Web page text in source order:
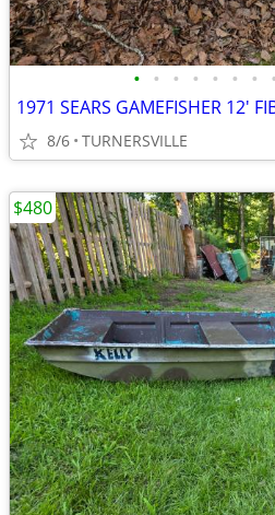
• • • • • • • •
1971 SEARS GAMEFISHER 12'
8/6 TURNERSVILLE
$480